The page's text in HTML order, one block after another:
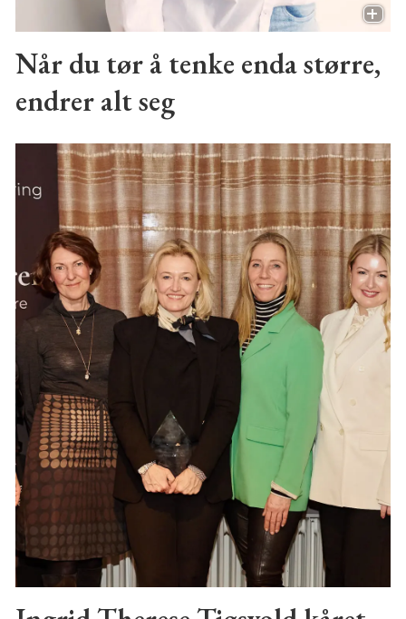
Når du tør å tenke enda større,
endrer alt seg